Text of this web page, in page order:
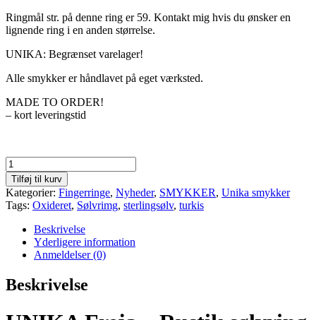
Ringmål str. på denne ring er 59. Kontakt mig hvis du ønsker en
lignende ring i en anden størrelse.
UNIKA: Begrænset varelager!
Alle smykker er håndlavet på eget værksted.
MADE TO ORDER!
– kort leveringstid
UNIKA
Freja
-
sølvring
med
Turkis
antal
Tilføj til kurv
Kategorier: Fingerringe, Nyheder, SMYKKER, Unika smykker
Tags: Oxideret, Sølvrimg, sterlingsølv, turkis
Beskrivelse
Yderligere information
Anmeldelser (0)
Beskrivelse